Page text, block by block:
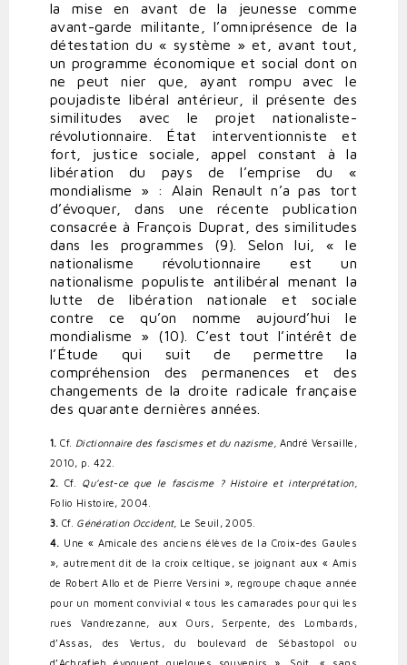
la mise en avant de la jeunesse comme
avant-garde militante, l’omniprésence de la
détestation du « système » et, avant tout,
un programme économique et social dont on
ne peut nier que, ayant rompu avec le
poujadiste libéral antérieur, il présente des
similitudes avec le projet nationaliste-
révolutionnaire. État interventionniste et
fort, justice sociale, appel constant à la
libération du pays de l’emprise du «
mondialisme » : Alain Renault n’a pas tort
d’évoquer, dans une récente publication
consacrée à François Duprat, des similitudes
dans les programmes (9). Selon lui, « le
nationalisme révolutionnaire est un
nationalisme populiste antilibéral menant la
lutte de libération nationale et sociale
contre ce qu’on nomme aujourd’hui le
mondialisme » (10). C’est tout l’intérêt de
l’Étude qui suit de permettre la
compréhension des permanences et des
changements de la droite radicale française
des quarante dernières années.
1. Cf. Dictionnaire des fascismes et du nazisme, André Versaille,
2010, p. 422.
2.
Cf. Qu’est-ce que le fascisme ? Histoire et interprétation,
Folio Histoire, 2004.
3. Cf. Génération Occident, Le Seuil, 2005.
4. Une « Amicale des anciens élèves de la Croix-des Gaules
», autrement dit de la croix celtique, se joignant aux « Amis
de Robert Allo et de Pierre Versini », regroupe chaque année
pour un moment convivial « tous les camarades pour qui les
rues Vandrezanne, aux Ours, Serpente, des Lombards,
d’Assas, des Vertus, du boulevard de Sébastopol ou